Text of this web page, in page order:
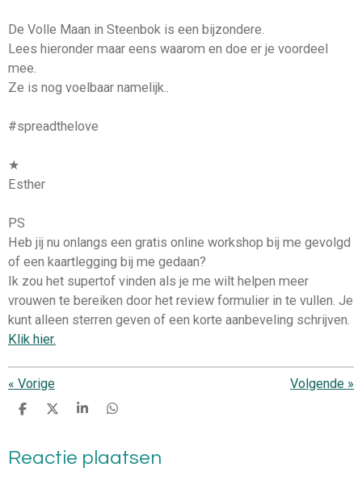
De Volle Maan in Steenbok is een bijzondere.
Lees hieronder maar eens waarom en doe er je voordeel
mee.
Ze is nog voelbaar namelijk..
#spreadthelove
★
Esther
PS
Heb jij nu onlangs een gratis online workshop bij me gevolgd
of een kaartlegging bij me gedaan?
Ik zou het supertof vinden als je me wilt helpen meer
vrouwen te bereiken door het review formulier in te vullen. Je
kunt alleen sterren geven of een korte aanbeveling schrijven.
Klik hier.
« Vorige Volgende »
D
e
D
l
S
r
e
D
e
Reactie plaatsen